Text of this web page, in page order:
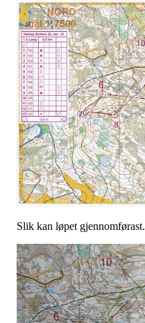
Slik kan løpet gjennomførast.